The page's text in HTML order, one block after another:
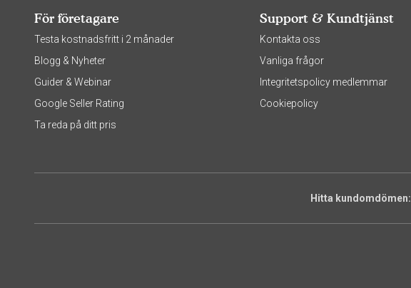
För företagare
Testa kostnadsfritt i 2 månader
Blogg & Nyheter
Guider & Webinar
Google Seller Rating
Ta reda på ditt pris
Support & Kundtjänst
Kontakta oss
Vanliga frågor
Integritetspolicy medlemmar
Cookiepolicy
Hitta kundomdömen: